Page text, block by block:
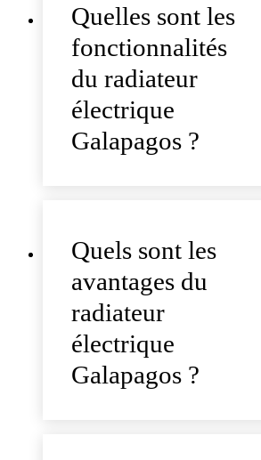
Quelles sont les
fonctionnalités
du radiateur
électrique
Galapagos ?
Quels sont les
avantages du
radiateur
électrique
Galapagos ?